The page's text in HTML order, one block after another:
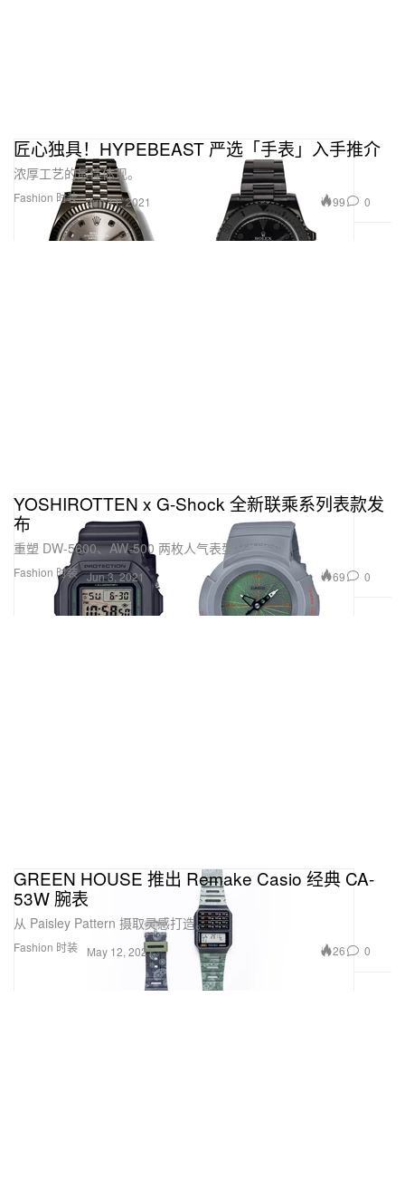
Fashion 时装
匠心独具！HYPEBEAST 严选「手表」入手推介
浓厚工艺的最佳体现。
Jun 11, 2021 99 0
Fashion 时装
YOSHIROTTEN x G-Shock 全新联乘系列表款发
布
重塑 DW-5600、AW-500 两枚人气表型。
Jun 3, 2021 69 0
Fashion 时装
GREEN HOUSE 推出 Remake Casio 经典 CA-
53W 腕表
从 Paisley Pattern 摄取灵感打造。
May 12, 2021 26 0